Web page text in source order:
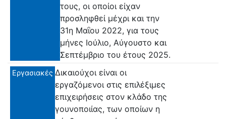
τους, οι οποίοι είχαν
προσληφθεί μέχρι και την
31η Μαΐου 2022, για τους
μήνες Ιούλιο, Αύγουστο και
Σεπτέμβριο του έτους 2025.
Εργασιακές Δικαιούχοι είναι οι
εργαζόμενοι στις επιλέξιμες
επιχειρήσεις στον κλάδο της
γουνοποιίας, των οποίων η